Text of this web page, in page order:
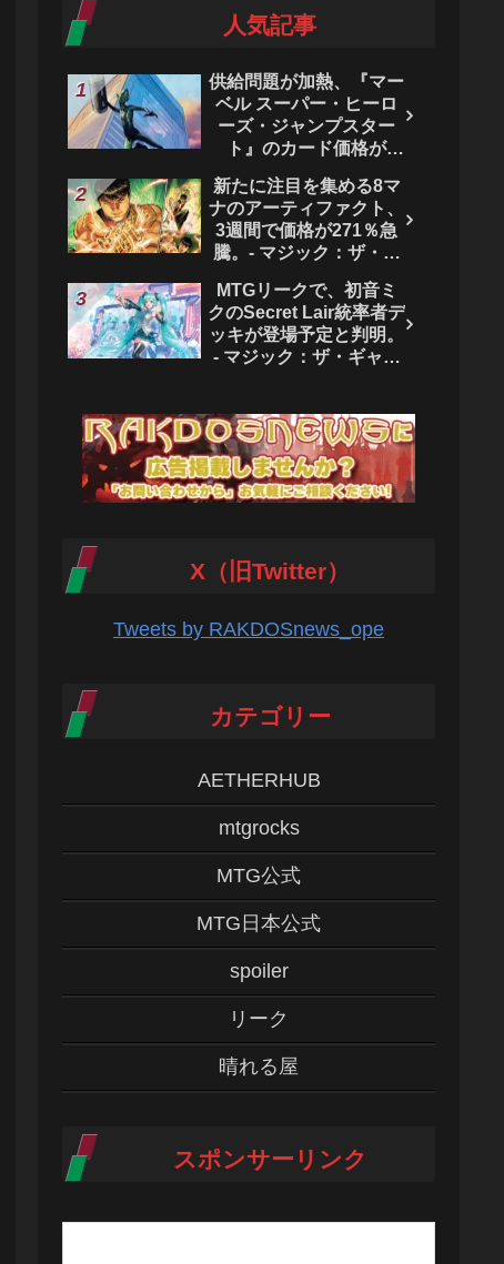
人気記事
供給問題が加熱、『マー
ベル スーパー・ヒーロ
ーズ・ジャンプスター
ト』のカード価格が
ク：ザ・ギャザリング
新たに注目を集める8マ
ナのアーティファクト、
3週間で価格が271％急
騰。- マジック：ザ・ギ
MTGリークで、初音ミ
クのSecret Lair統率者デ
ッキが登場予定と判明。
- マジック：ザ・ギャザ
X（旧Twitter）
Tweets by RAKDOSnews_ope
カテゴリー
AETHERHUB
mtgrocks
MTG公式
MTG日本公式
spoiler
リーク
晴れる屋
スポンサーリンク